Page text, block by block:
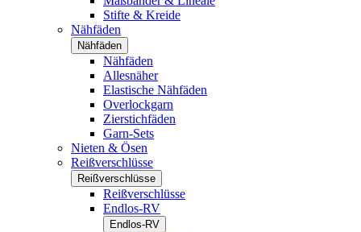
Stifte & Kreide
Nähfäden
Nähfäden
Nähfäden
Allesnäher
Elastische Nähfäden
Overlockgarn
Zierstichfäden
Garn-Sets
Nieten & Ösen
Reißverschlüsse
Reißverschlüsse
Reißverschlüsse
Endlos-RV
Endlos-RV